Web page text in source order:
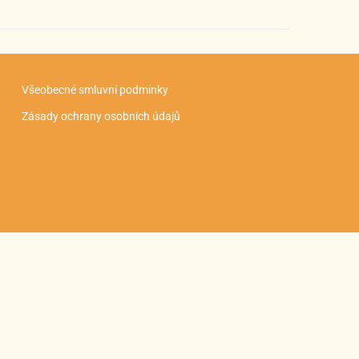
Všeobecné smluvní podmínky
Zásady ochrany osobních údajů